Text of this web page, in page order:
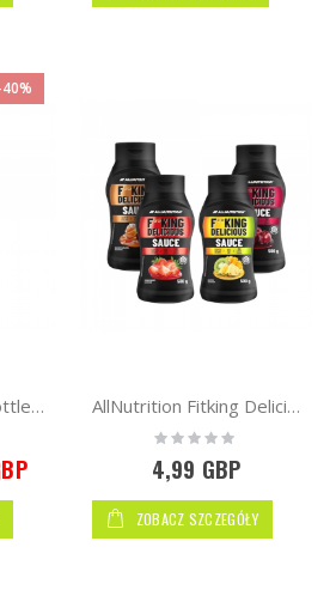
7Nutrition Water Bottle 750 ml AllNutrition Fitking Delicious Sauce 500g
Rating:
0%
4,99 GBP
ZOBACZ SZCZEGÓŁY